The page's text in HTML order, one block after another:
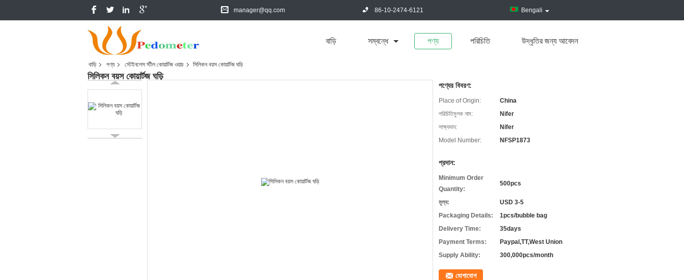
manager@qq.com 86-10-2474-6121 Bengali
বাড়ি সম্বন্ধে পণ্য পরিচিতি উদ্ধৃতির জন্য আবেদন
বাড়ি পণ্য স্টেইনলেস স্টীল কোয়ার্টজ ওয়াচ সিলিকন বয়স কোয়ার্টজ ঘড়ি
সিলিকন বয়স কোয়ার্টজ ঘড়ি
পণ্যের বিবরণ:
Place of Origin:
China
পরিচিতিমুলক নাম:
Nifer
সাক্ষ্যদান:
Nifer
Model Number:
NFSP1873
প্রদান:
Minimum Order
Quantity:
500pcs
মূল্য:
USD 3-5
Packaging Details:
1pcs/bubble bag
Delivery Time:
35days
Payment Terms:
Paypal,TT,West Union
Supply Ability:
300,000pcs/month
যোগাযোগ